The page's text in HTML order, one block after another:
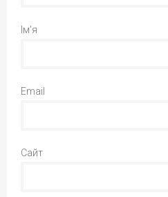
Ім'я
Email
Сайт